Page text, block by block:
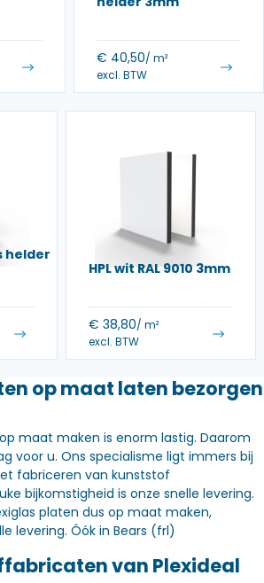
€ 40,50/ m²
excl. BTW
helder
HPL wit RAL 9010 3mm
€ 38,80/ m²
excl. BTW
op maat laten bezorgen
maat maken is enorm lastig. Daarom
voor u. Ons specialisme ligt immers bij
fabriceren van kunststof
bijkomstigheid is onze snelle levering.
platen dus op maat maken,
levering. Óók in Bears (frl)
van Plexideal